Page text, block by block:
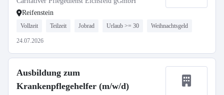
Reifenstein
Vollzeit Teilzeit Jobrad Urlaub >= 30 Weihnachtsgeld
24.07.2026
Ausbildung zum
Krankenpflegehelfer (m/w/d)